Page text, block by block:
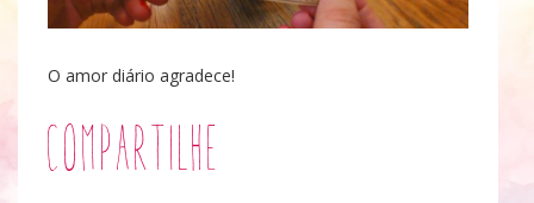
O amor diário agradece!
Compartilhe